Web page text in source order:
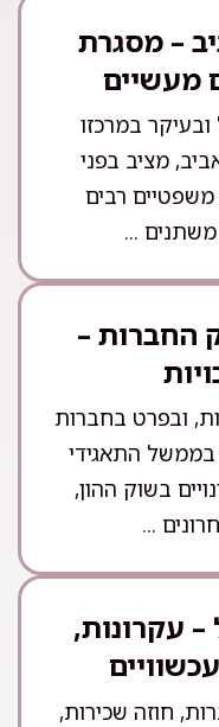
– מסגרת
מעשיים
במרכזו
מציב בפני
רבים
משתנים ...
החברות –
ובפרט בחברות
בממשל התאגידי
בשוק ההון,
...
– עקרונות,
חוזה שכירות,